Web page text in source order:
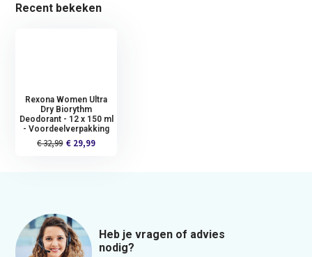
Recent bekeken
Rexona Women Ultra
Dry Biorythm
Deodorant - 12 x 150 ml
- Voordeelverpakking
€ 32,99 € 29,99
Heb je vragen of advies
nodig?